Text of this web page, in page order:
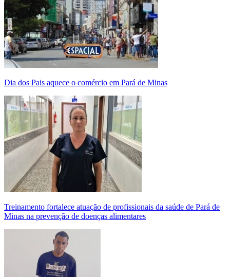
Dia dos Pais aquece o comércio em Pará de Minas
Treinamento fortalece atuação de profissionais da saúde de Pará de
Minas na prevenção de doenças alimentares